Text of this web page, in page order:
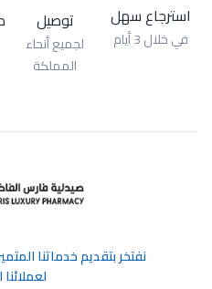
استرجاع سهل
في خلال 3 أيام
توصيل
لجميع أنحاء
المملكة
ﻧﻔﺘﺨﺮ ﺑﺘﻘﺪﻳﻢ ﺧﺪﻣﺎﺗﻨﺎ
ﻟﻌﻤﻼﺋﻨﺎ